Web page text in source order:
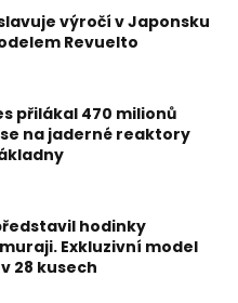
výročí v Japonsku
Revuelto
přilákal 470 milionů
na jaderné reaktory
hodinky
Exkluzivní model
28 kusech